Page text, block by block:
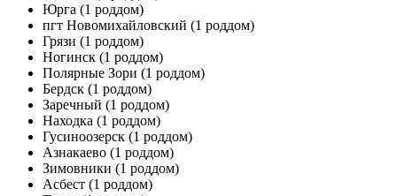
Юрга (1 роддом)
пгт Новомихайловский (1 роддом)
Грязи (1 роддом)
Ногинск (1 роддом)
Полярные Зори (1 роддом)
Бердск (1 роддом)
Заречный (1 роддом)
Находка (1 роддом)
Гусиноозерск (1 роддом)
Азнакаево (1 роддом)
Зимовники (1 роддом)
Асбест (1 роддом)